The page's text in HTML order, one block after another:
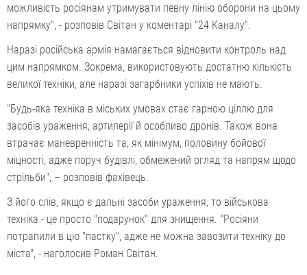
можливість росіянам утримувати певну лінію оборони на цьому
напрямку", - розповів Світан у коментарі "24 Каналу".
Наразі російська армія намагається відновити контроль над
цим напрямком. Зокрема, використовують достатню кількість
великої техніки, але наразі загарбники успіхів не мають.
"Будь-яка техніка в міських умовах стає гарною ціллю для
засобів ураження, артилерії й особливо дронів. Також вона
втрачає маневренність та, як мінімум, половину бойової
міцності, адже поруч будівлі, обмежений огляд та напрям щодо
стрільби", – розповів фахівець.
З його слів, якщо є дальні засоби ураження, то військова
техніка - це просто "подарунок" для знищення. "Росіяни
потрапили в цю "пастку", адже не можна завозити техніку до
міста", - наголосив Роман Світан.